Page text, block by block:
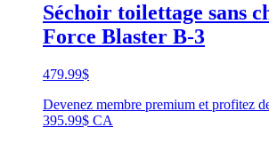
Séchoir toilettage sans
Force Blaster B-3
479.99$
Devenez membre premium et profitez
395.99$ CA